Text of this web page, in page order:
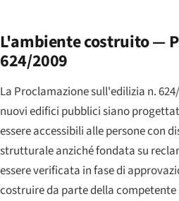
L'ambiente costruito —
624/2009
La Proclamazione sull'edilizia n.
nuovi edifici pubblici siano
essere accessibili alle persone con
strutturale anziché fondata su
essere verificata in fase di
costruire da parte della